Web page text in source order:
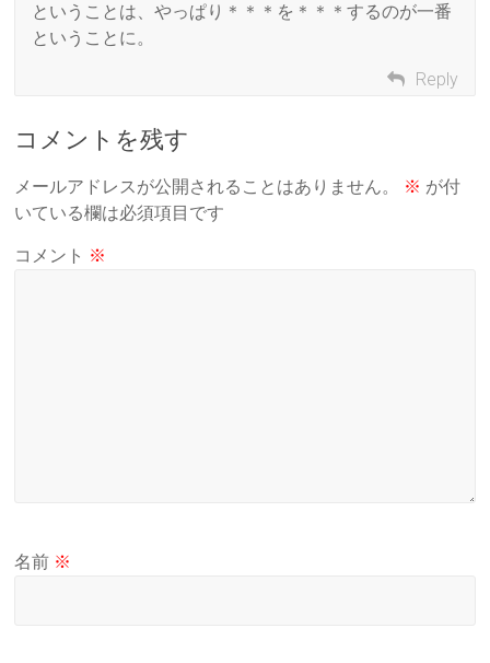
ということは、やっぱり＊＊＊を＊＊＊するのが一番
ということに。
Reply
コメントを残す
メールアドレスが公開されることはありません。 ※ が付
いている欄は必須項目です
コメント ※
名前 ※